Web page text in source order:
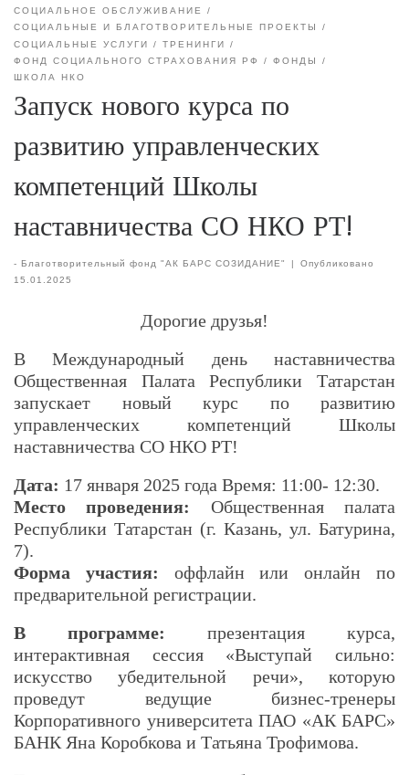
СОЦИАЛЬНОЕ ОБСЛУЖИВАНИЕ
СОЦИАЛЬНЫЕ И БЛАГОТВОРИТЕЛЬНЫЕ ПРОЕКТЫ
СОЦИАЛЬНЫЕ УСЛУГИ
ТРЕНИНГИ
ФОНД СОЦИАЛЬНОГО СТРАХОВАНИЯ РФ
ФОНДЫ
ШКОЛА НКО
Запуск нового курса по
развитию управленческих
компетенций Школы
наставничества СО НКО РТ!
- Благотворительный фонд "АК БАРС СОЗИДАНИЕ" |
Опубликовано
15.01.2025
Дорогие друзья!
В Международный день наставничества
Общественная Палата Республики Татарстан
запускает новый курс по развитию
управленческих компетенций Школы
наставничества СО НКО РТ!
Дата: 17 января 2025 года Время: 11:00- 12:30.
Место проведения:
Общественная палата
Республики Татарстан (г. Казань, ул. Батурина,
7).
Форма участия: оффлайн или онлайн по
предварительной регистрации.
В программе: презентация курса,
интерактивная сессия «Выступай сильно:
искусство убедительной речи», которую
проведут ведущие бизнес-тренеры
Корпоративного университета ПАО «АК БАРС»
БАНК Яна Коробкова и Татьяна Трофимова.